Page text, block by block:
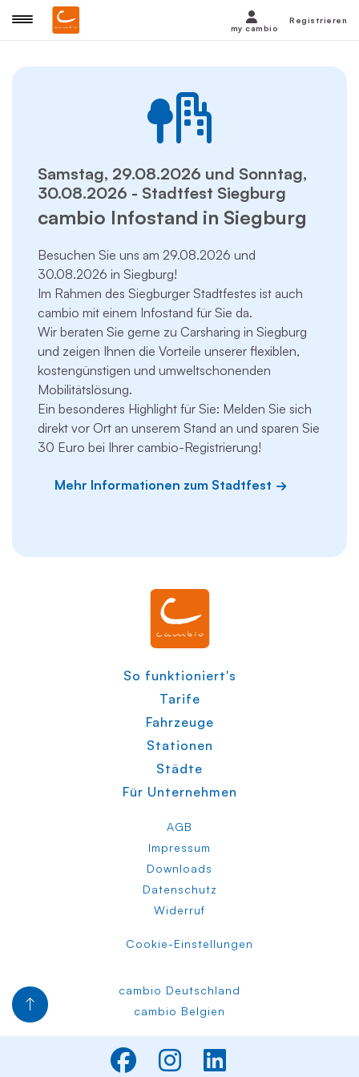
Samstag, 29.08.2026 und Sonntag,
30.08.2026 - Stadtfest Siegburg
cambio Infostand in Siegburg
Besuchen Sie uns am 29.08.2026 und
30.08.2026 in Siegburg!
Im Rahmen des Siegburger Stadtfestes ist auch
cambio mit einem Infostand für Sie da.
Wir beraten Sie gerne zu Carsharing in Siegburg
und zeigen Ihnen die Vorteile unserer flexiblen,
kostengünstigen und umweltschonenden
Mobilitätslösung.
Ein besonderes Highlight für Sie: Melden Sie sich
direkt vor Ort an unserem Stand an und sparen Sie
30 Euro bei Ihrer cambio-Registrierung!
Mehr Informationen zum Stadtfest
So funktioniert's
Tarife
Fahrzeuge
Stationen
Städte
Für Unternehmen
AGB
Impressum
Downloads
Datenschutz
Widerruf
Cookie-Einstellungen
cambio Deutschland
cambio Belgien
my cambio
Registrieren